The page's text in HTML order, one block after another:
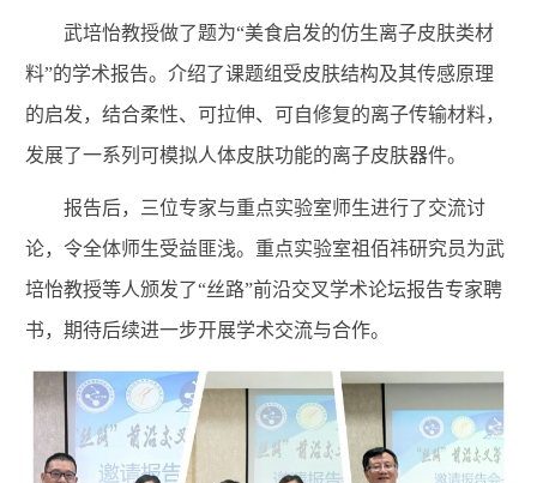
武培怡教授做了题为“美食启发的仿生离子皮肤类材
料”的学术报告。介绍了课题组受皮肤结构及其传感原理
的启发，结合柔性、可拉伸、可自修复的离子传输材料，
发展了一系列可模拟人体皮肤功能的离子皮肤器件。
报告后，三位专家与重点实验室师生进行了交流讨
论，令全体师生受益匪浅。重点实验室祖佰祎研究员为武
培怡教授等人颁发了“丝路”前沿交叉学术论坛报告专家聘
书，期待后续进一步开展学术交流与合作。